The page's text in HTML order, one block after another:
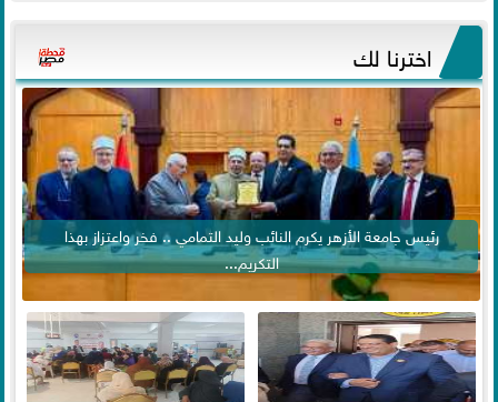
اخترنا لك
رئيس جامعة الأزهر يكرم النائب وليد التمامي .. فخر واعتزاز بهذا
التكريم...